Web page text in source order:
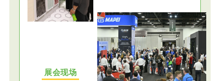
展会现场